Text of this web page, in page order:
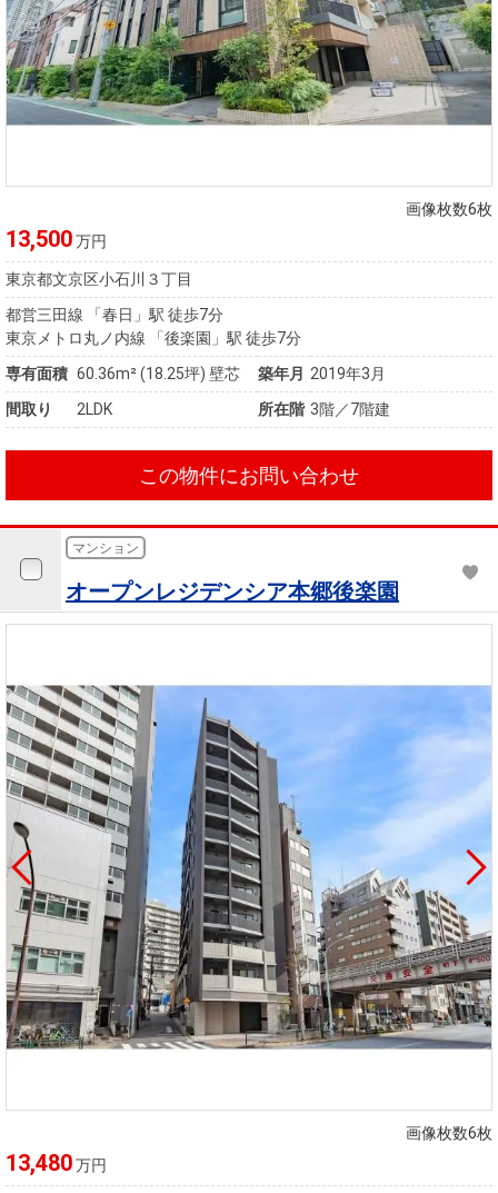
画像枚数6枚
13,500万円
東京都文京区小石川３丁目
都営三田線 「春日」駅 徒歩7分
東京メトロ丸ノ内線 「後楽園」駅 徒歩7分
専有面積 60.36m²(18.25坪) 壁芯 築年月 2019年3月
間取り
2LDK 所在階 3階／7階建
この物件にお問い合わせ
マンション
オープンレジデンシア本郷後楽園
画像枚数6枚
13,480万円